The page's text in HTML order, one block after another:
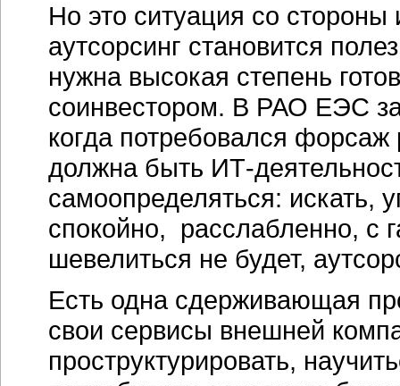
Но это ситуация со
аутсорсинг становится
нужна высокая степень
соинвестором. В РАО ЕЭС
когда потребовался
должна быть ИТ-
самоопределяться: искать,
спокойно, расслабленно, с
шевелиться не будет,
Есть одна сдерживающая
свои сервисы внешней
проструктурировать,